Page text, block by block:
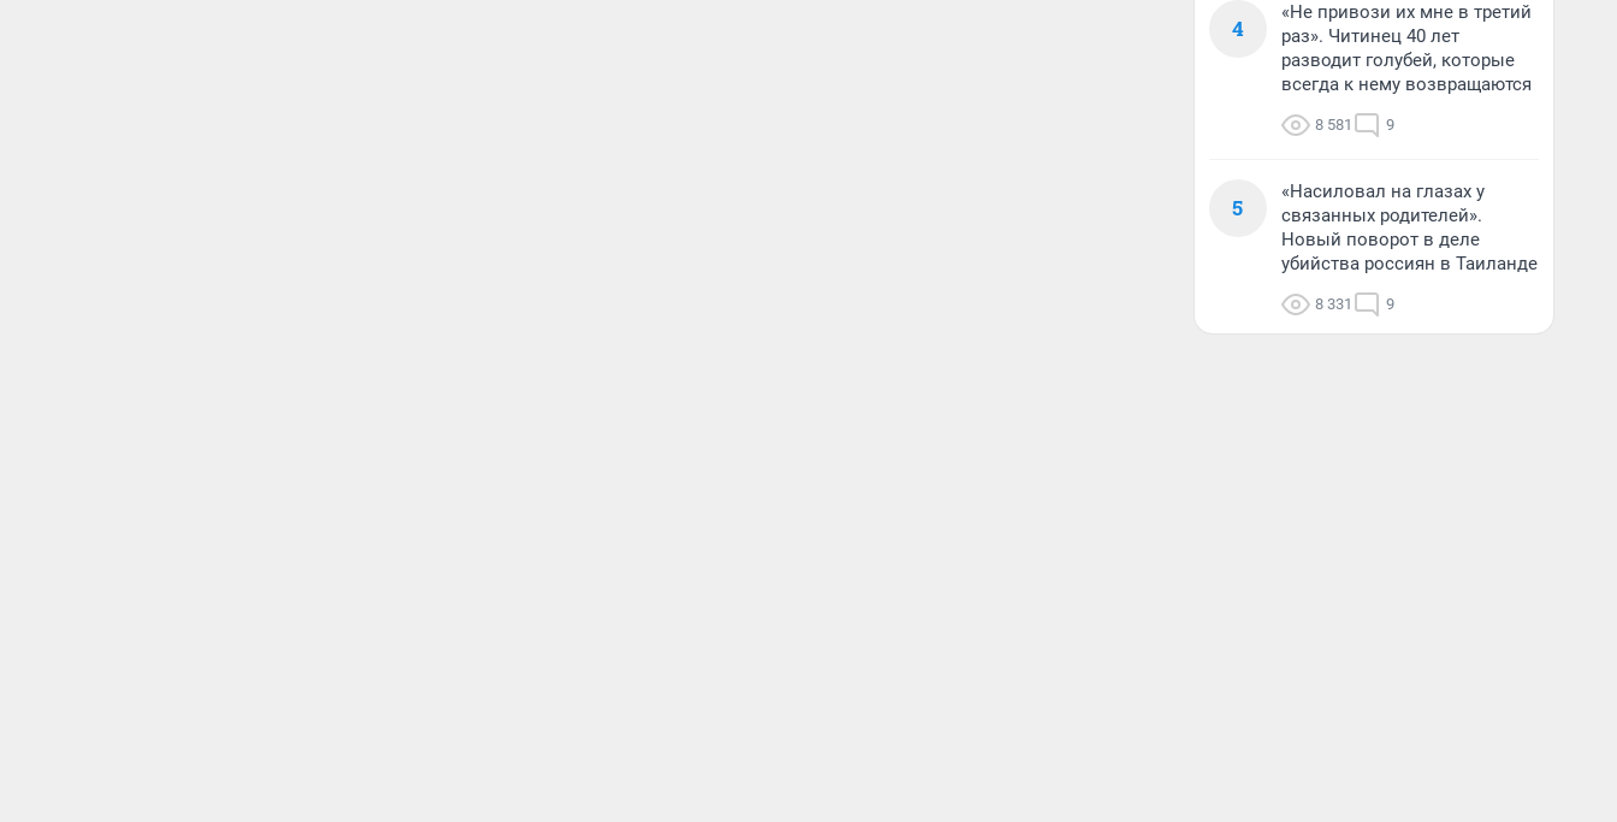
4
«Не привози их мне в третий
раз». Читинец 40 лет
разводит голубей, которые
всегда к нему возвращаются
8 581 9
5
«Насиловал на глазах у
связанных родителей».
Новый поворот в деле
убийства россиян в Таиланде
8 331 9